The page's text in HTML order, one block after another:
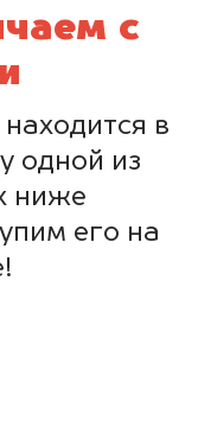
с
в
одной из
ниже
его на